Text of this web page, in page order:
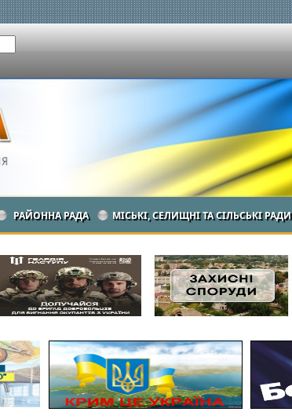
РАЙОННА РАДА МІСЬКІ, СЕЛИЩНІ ТА СІЛЬСЬКІ РАДИ